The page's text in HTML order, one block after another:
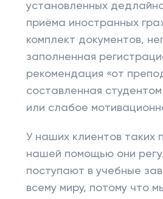
установленных
приёма иностранных
комплект документов,
заполненная
рекомендация «от
составленная
или слабое
У наших клиентов таких
нашей помощью они
поступают в учебные
всему миру, потому что